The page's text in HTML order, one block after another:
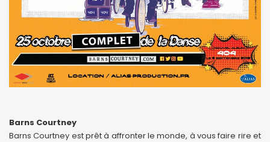
Barns Courtney
Barns Courtney est prêt à affronter le monde, à vous faire rire et